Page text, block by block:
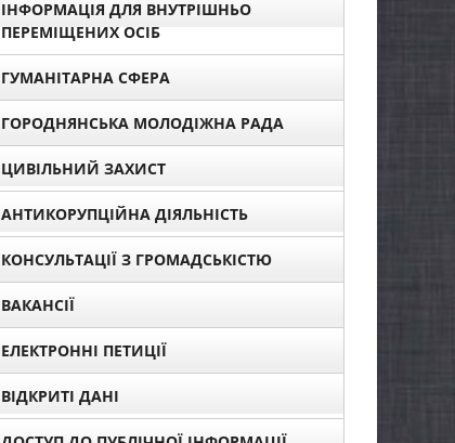
ІНФОРМАЦІЯ ДЛЯ ВНУТРІШНЬО
ПЕРЕМІЩЕНИХ ОСІБ
ГУМАНІТАРНА СФЕРА
ГОРОДНЯНСЬКА МОЛОДІЖНА РАДА
ЦИВІЛЬНИЙ ЗАХИСТ
АНТИКОРУПЦІЙНА ДІЯЛЬНІСТЬ
КОНСУЛЬТАЦІЇ З ГРОМАДСЬКІСТЮ
ВАКАНСІЇ
ЕЛЕКТРОННІ ПЕТИЦІЇ
ВІДКРИТІ ДАНІ